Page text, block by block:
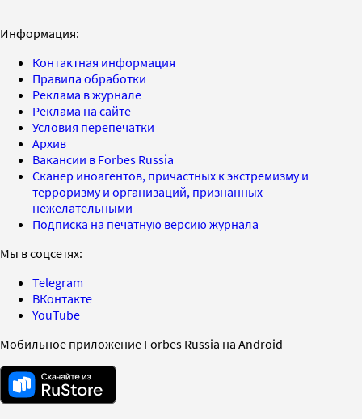
Информация:
Контактная информация
Правила обработки
Реклама в журнале
Реклама на сайте
Условия перепечатки
Архив
Вакансии в Forbes Russia
Сканер иноагентов, причастных к экстремизму и
терроризму и организаций, признанных
нежелательными
Подписка на печатную версию журнала
Мы в соцсетях:
Telegram
ВКонтакте
YouTube
Мобильное приложение Forbes Russia на Android